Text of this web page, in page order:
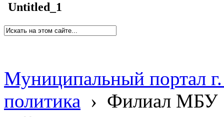
Untitled_1
Муниципальный портал
политика › Филиал МБУ